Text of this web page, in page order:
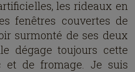
les rideaux en
fenêtres couvertes de
surmonté de ses deux
dégage toujours cette
et de fromage. Je suis